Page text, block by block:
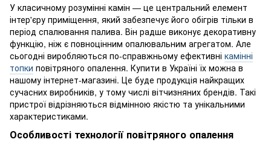
У класичному розумінні камін — це центральний елемент
інтер'єру приміщення, який забезпечує його обігрів тільки в
період спалювання палива. Він радше виконує декоративну
функцію, ніж є повноцінним опалювальним агрегатом. Але
сьогодні виробляються по-справжньому ефективні камінні
топки повітряного опалення. Купити в Україні їх можна в
нашому інтернет-магазині. Це буде продукція найкращих
сучасних виробників, у тому числі вітчизняних брендів. Такі
пристрої відрізняються відмінною якістю та унікальними
характеристиками.
Особливості технології повітряного опалення